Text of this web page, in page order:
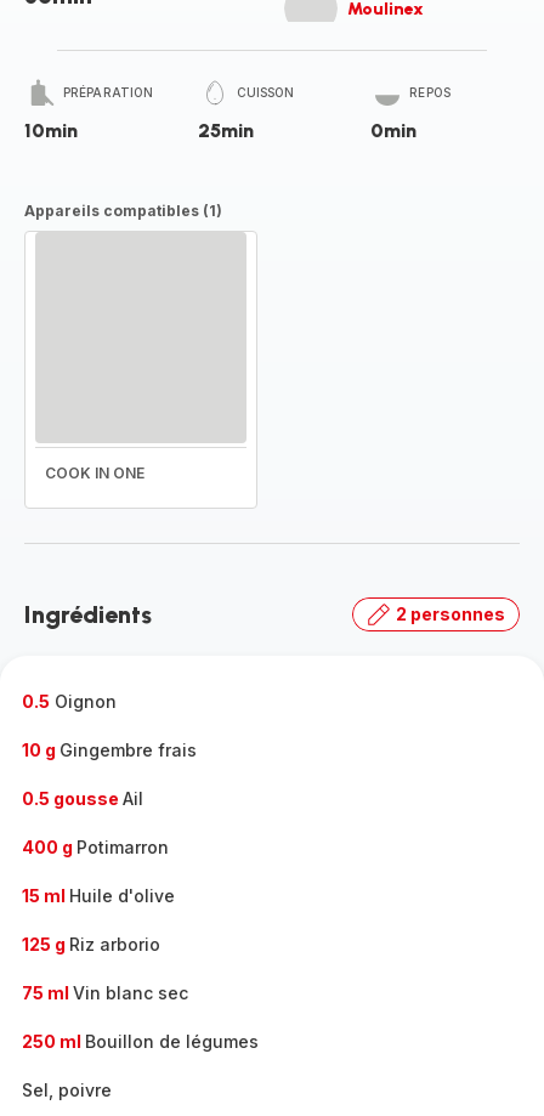
Moulinex
PRÉPARATION
10min
CUISSON
25min
REPOS
0min
Appareils compatibles (1)
COOK IN ONE
Ingrédients 2 personnes
0.5 Oignon
10 g Gingembre frais
0.5 gousse Ail
400 g Potimarron
15 ml Huile d'olive
125 g Riz arborio
75 ml Vin blanc sec
250 ml Bouillon de légumes
Sel, poivre